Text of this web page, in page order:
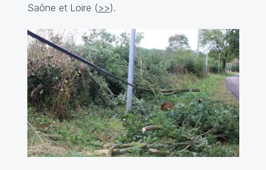
Saône et Loire (>>).